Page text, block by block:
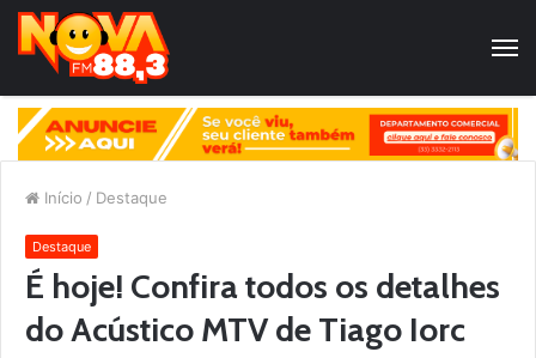
Início / Destaque
Destaque
É hoje! Confira todos os detalhes
do Acústico MTV de Tiago Iorc